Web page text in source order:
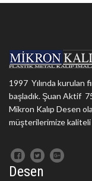
1997 Yılında kurulan
başladık. Şuan Aktif
Mikron Kalıp Desen
müşterilerimize kaliteli
Desen